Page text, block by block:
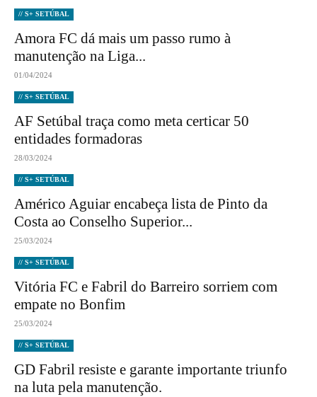
// S+ SETÚBAL
Amora FC dá mais um passo rumo à
manutenção na Liga...
01/04/2024
// S+ SETÚBAL
AF Setúbal traça como meta certicar 50
entidades formadoras
28/03/2024
// S+ SETÚBAL
Américo Aguiar encabeça lista de Pinto da
Costa ao Conselho Superior...
25/03/2024
// S+ SETÚBAL
Vitória FC e Fabril do Barreiro sorriem com
empate no Bonfim
25/03/2024
// S+ SETÚBAL
GD Fabril resiste e garante importante triunfo
na luta pela manutenção.